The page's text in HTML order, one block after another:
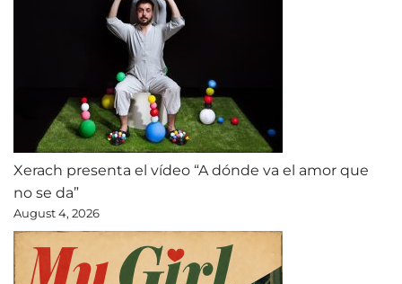
Xerach presenta el vídeo “A dónde va el amor que
no se da”
August 4, 2026